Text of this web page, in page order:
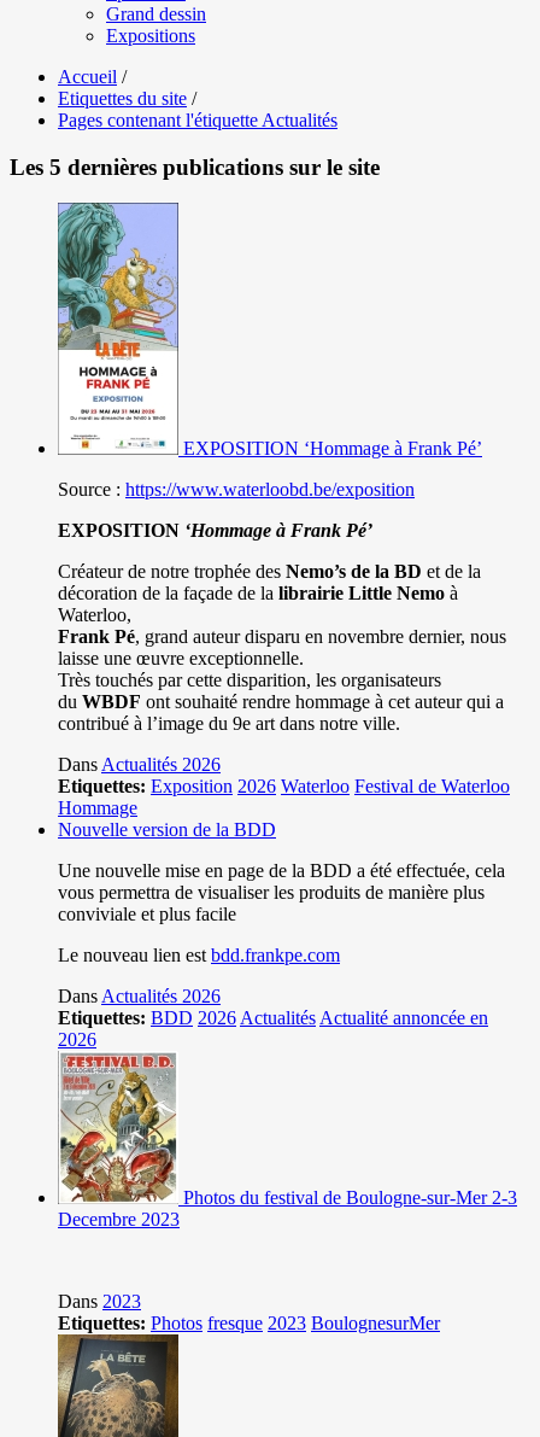
Grand dessin
Expositions
Accueil /
Etiquettes du site /
Pages contenant l'étiquette Actualités
Les 5 dernières publications sur le site
EXPOSITION ‘Hommage à Frank Pé’
Source : https://www.waterloobd.be/exposition
EXPOSITION ‘Hommage à Frank Pé’
Créateur de notre trophée des Nemo’s de la BD et de la
décoration de la façade de la librairie Little Nemo à
Waterloo,
Frank Pé, grand auteur disparu en novembre dernier, nous
laisse une œuvre exceptionnelle.
Très touchés par cette disparition, les organisateurs
du WBDF ont souhaité rendre hommage à cet auteur qui a
contribué à l’image du 9e art dans notre ville.
Dans Actualités 2026
Etiquettes: Exposition 2026 Waterloo Festival de Waterloo
Hommage
Nouvelle version de la BDD
Une nouvelle mise en page de la BDD a été effectuée, cela
vous permettra de visualiser les produits de manière plus
conviviale et plus facile
Le nouveau lien est bdd.frankpe.com
Dans Actualités 2026
Etiquettes: BDD 2026 Actualités Actualité annoncée en
2026
Photos du festival de Boulogne-sur-Mer 2-3
Decembre 2023
Dans 2023
Etiquettes: Photos fresque 2023 BoulognesurMer